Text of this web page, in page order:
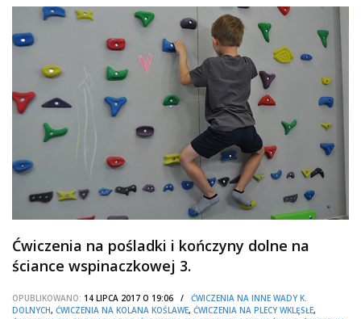
Ćwiczenia na pośladki i kończyny dolne na
ściance wspinaczkowej 3.
OPUBLIKOWANO: 14 LIPCA 2017 O 19:06 / ĆWICZENIA NA INNE WADY K.
DOLNYCH, ĆWICZENIA NA KOLANA KOŚLAWE, ĆWICZENIA NA PLECY WKLĘSŁE,